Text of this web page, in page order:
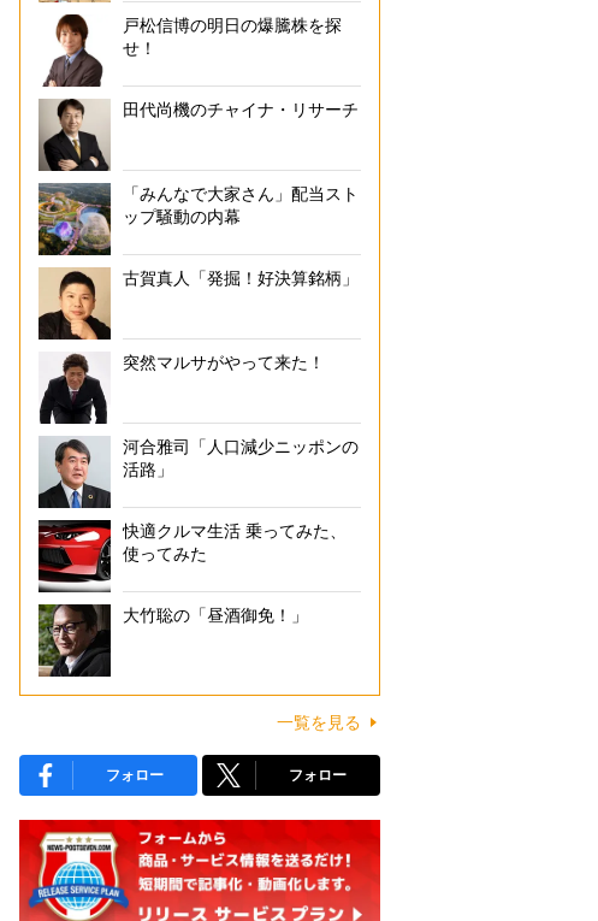
戸松信博の明日の爆騰株を探
せ！
田代尚機のチャイナ・リサーチ
「みんなで大家さん」配当スト
ップ騒動の内幕
古賀真人「発掘！好決算銘柄」
突然マルサがやって来た！
河合雅司「人口減少ニッポンの
活路」
快適クルマ生活 乗ってみた、
使ってみた
大竹聡の「昼酒御免！」
一覧を見る
フォロー フォロー